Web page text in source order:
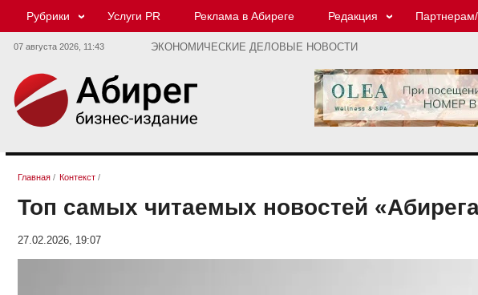
Рубрики Услуги PR Реклама в Абиреге Редакция
07 августа 2026, 11:43 ЭКОНОМИЧЕСКИЕ ДЕЛОВЫЕ НОВОСТИ
Главная / Контекст /
Топ самых читаемых новостей
27.02.2026, 19:07